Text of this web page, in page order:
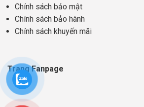
Chính sách bảo mật
Chính sách bảo hành
Chính sách khuyến mãi
Trang Fanpage